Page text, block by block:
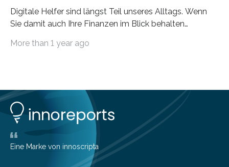
Digitale Helfer sind längst Teil unseres Alltags. Wenn
Sie damit auch Ihre Finanzen im Blick behalten
die genau das ermöglichen: Sie helfen Ihnen, Ausgaben
Lösungen interessieren. 1. Multibanking-Tools: Alle
Konten auf einen Blick Viele Banken bieten bereits in
ihrem Online-Banking eine Multibanking-Funktion an,
mit der sich Konten bei anderen Banken…
More than 1 year ago
Eine Marke von innoscripta